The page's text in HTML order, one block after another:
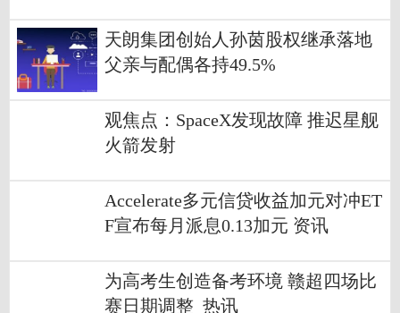
天朗集团创始人孙茵股权继承落地
父亲与配偶各持49.5%
观焦点：SpaceX发现故障 推迟星舰
火箭发射
Accelerate多元信贷收益加元对冲ET
F宣布每月派息0.13加元 资讯
为高考生创造备考环境 赣超四场比
赛日期调整_热讯